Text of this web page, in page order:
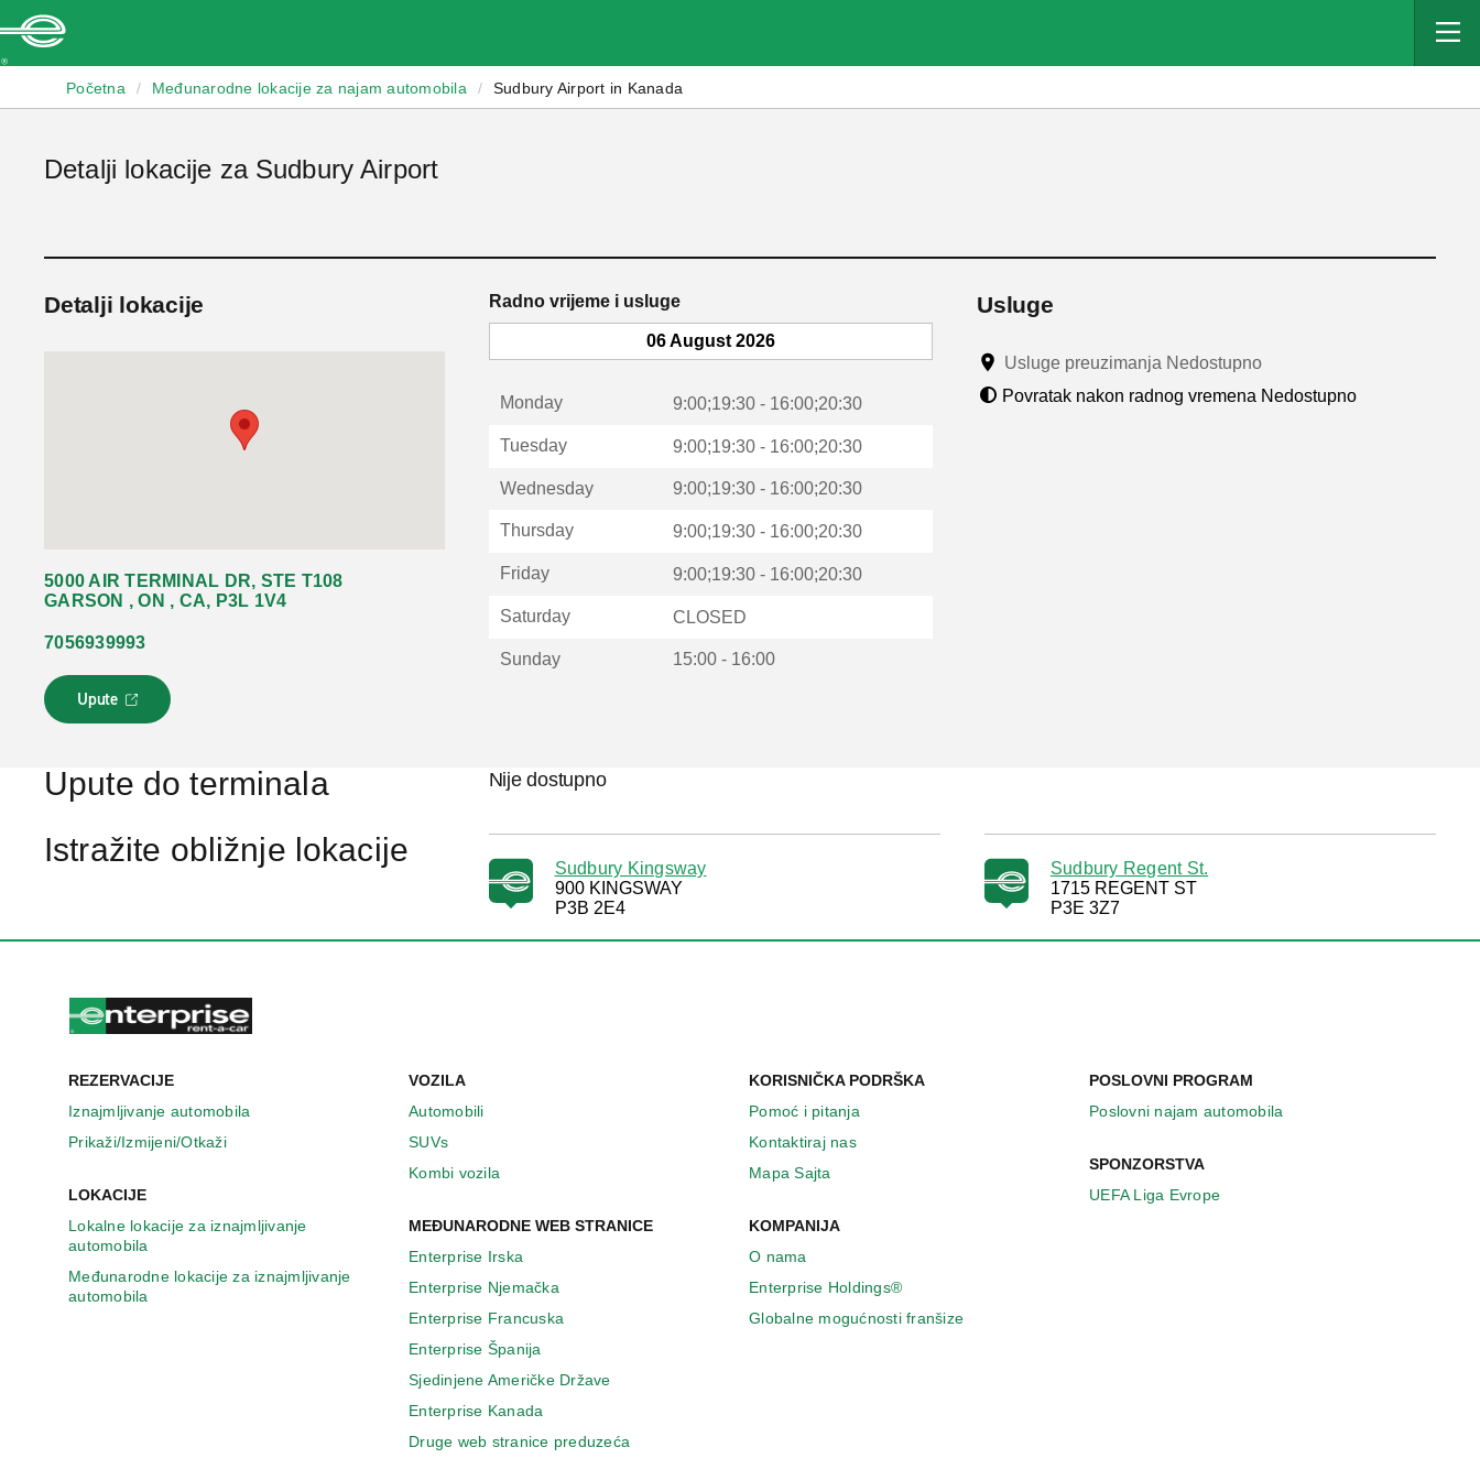
Početna / Međunarodne lokacije za najam automobila / Sudbury Airport in Kanada
Detalji lokacije za Sudbury Airport
Detalji lokacije
5000 AIR TERMINAL DR, STE T108
GARSON , ON , CA, P3L 1V4
7056939993
Upute
L
i
s
o
t
a
o
v
m
r
o
o
u
Radno vrijeme i usluge
06 August 2026
Monday 9:00;19:30 - 16:00;20:30
Tuesday 9:00;19:30 - 16:00;20:30
Wednesday 9:00;19:30 - 16:00;20:30
Thursday 9:00;19:30 - 16:00;20:30
Friday 9:00;19:30 - 16:00;20:30
Saturday CLOSED
Sunday 15:00 - 16:00
Usluge
Usluge preuzimanja Nedostupno
Povratak nakon radnog vremena Nedostupno
Upute do terminala Nije dostupno
Istražite obližnje lokacije
Sudbury Kingsway
900 KINGSWAY
P3B 2E4
Sudbury Regent St.
1715 REGENT ST
P3E 3Z7
REZERVACIJE
Iznajmljivanje automobila
Prikaži/Izmijeni/Otkaži
LOKACIJE
Lokalne lokacije za iznajmljivanje
automobila
Međunarodne lokacije za iznajmljivanje
automobila
VOZILA
Automobili
SUVs
Kombi vozila
MEĐUNARODNE WEB STRANICE
Enterprise Irska
Enterprise Njemačka
Enterprise Francuska
Enterprise Španija
Sjedinjene Američke Države
Enterprise Κanada
Druge web stranice preduzeća
KORISNIČKA PODRŠKA
Pomoć i pitanja
Kontaktiraj nas
Mapa Sajta
KOMPANIJA
O nama
Enterprise Holdings®
Globalne mogućnosti franšize
POSLOVNI PROGRAM
Poslovni najam automobila
SPONZORSTVA
UEFA Liga Evrope